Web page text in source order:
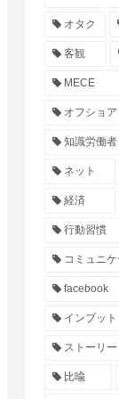
オタク
客観
MECE
オフショア
知識労働者
ネット
経済
行動習慣
コミュニ
facebook
インプット
ストーリー
比喩